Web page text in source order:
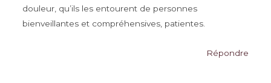
douleur, qu’ils les entourent de personnes
bienveillantes et compréhensives, patientes.
Répondre